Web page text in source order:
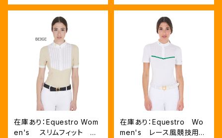
9）
在庫あり：Equestro Wom
en's スリムフィット プ
在庫あり：Equestro Wo
men's レース風競技用シ